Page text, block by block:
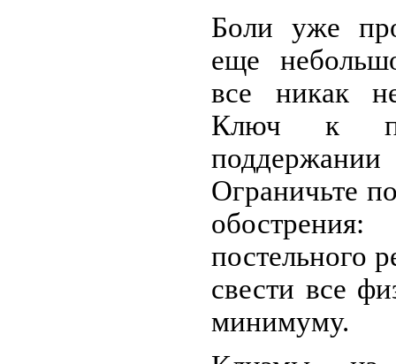
Боли уже
еще
все никак
Ключ к
Ограничьте
постельного
свести все
минимуму.